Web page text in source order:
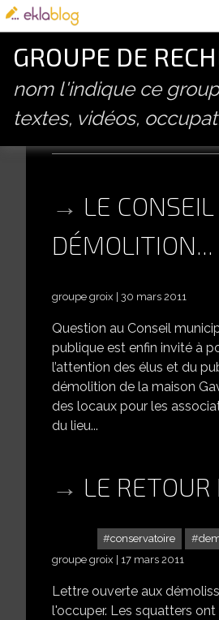
GROUPE DE
nom l'indique ce
textes, vidéos,
littoral
LE
DÉMOLITION...
groupe groix 30 mars 2011
Question au Conseil
publique est enfin invité à
l’attention des élus et du
démolition de la maison
des locaux pour les
du lieu...
LE RETOUR
conservatoire
groupe groix
17 mars 2011
Lettre ouverte aux
l'occuper. Les squatters ont